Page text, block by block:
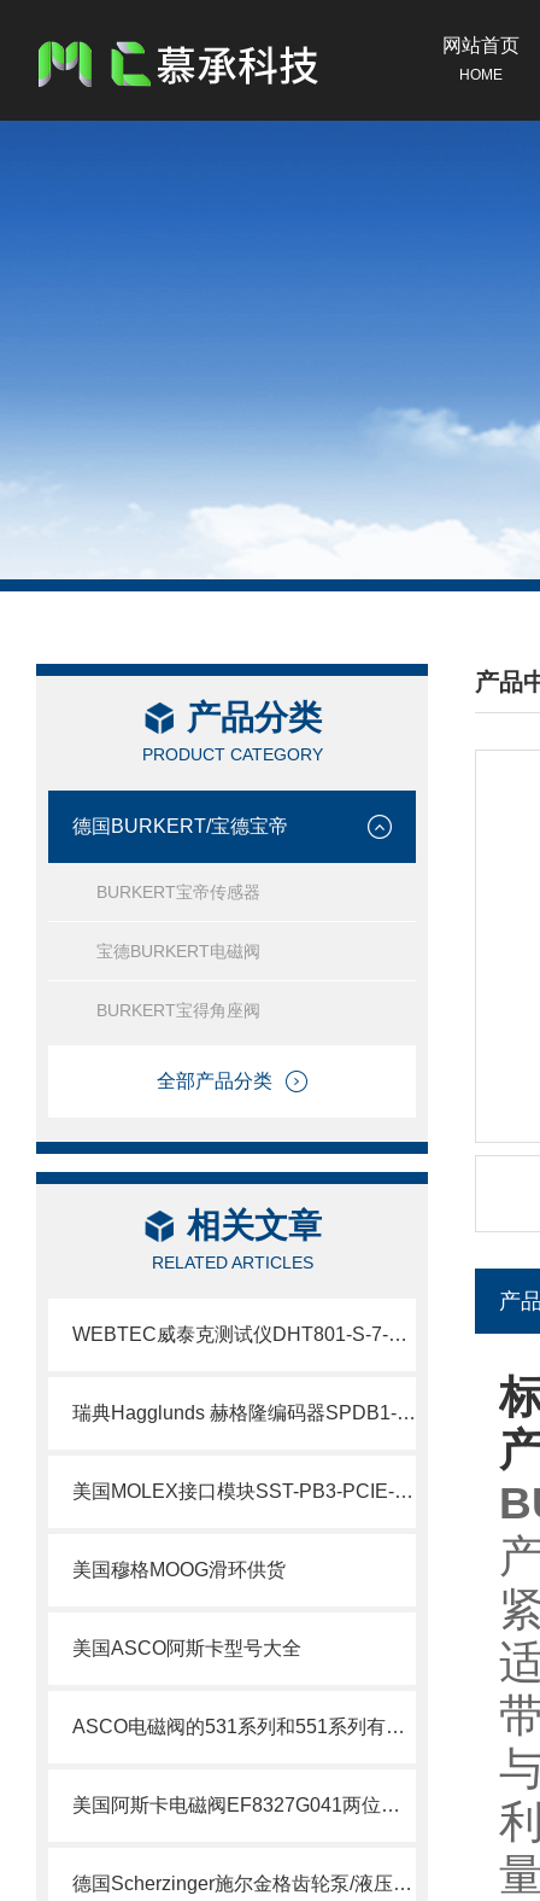
网站首页
HOME
产品分类
PRODUCT CATEGORY
德国BURKERT/宝德宝帝
BURKERT宝帝传感器
宝德BURKERT电磁阀
BURKERT宝得角座阀
全部产品分类
相关文章
RELATED ARTICLES
WEBTEC威泰克测试仪DHT801-S-7-L介绍
瑞典Hagglunds 赫格隆编码器SPDB1-1000-BT介绍
美国MOLEX接口模块SST-PB3-PCIE-2 产品解析
美国穆格MOOG滑环供货
美国ASCO阿斯卡型号大全
ASCO电磁阀的531系列和551系列有什么差别
美国阿斯卡电磁阀EF8327G041两位四通技术
德国Scherzinger施尔金格齿轮泵/液压泵供应说明
产品
/
产